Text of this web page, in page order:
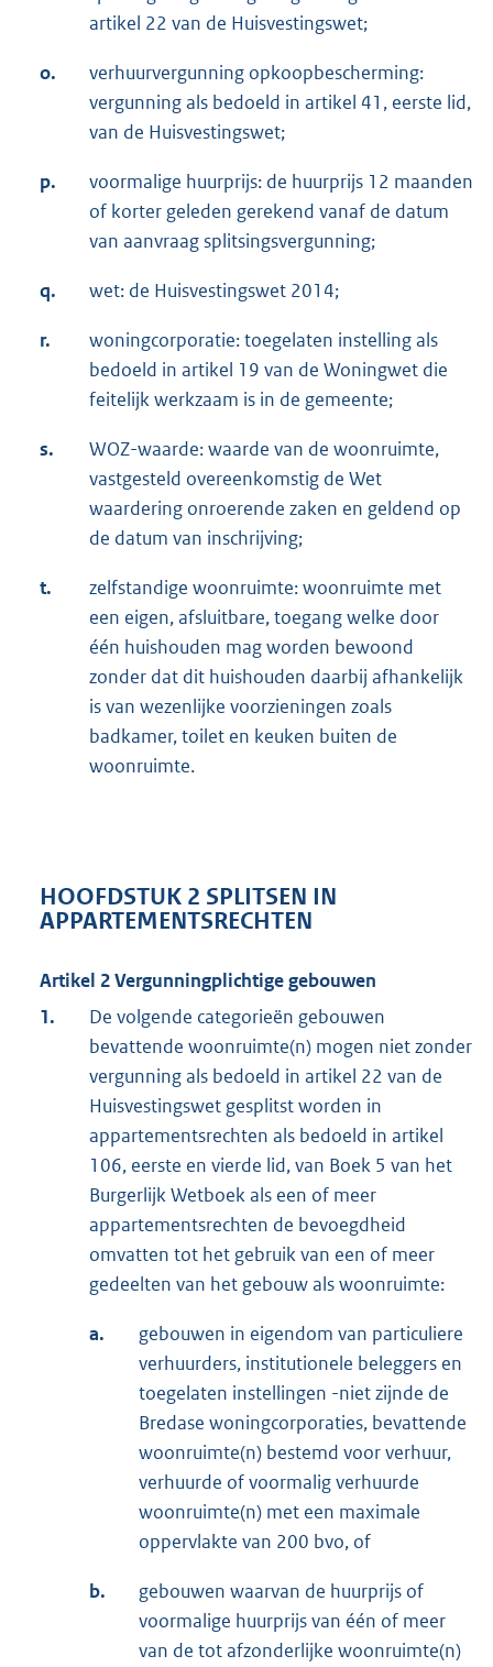
artikel 22 van de Huisvestingswet;
o.
verhuurvergunning opkoopbescherming:
vergunning als bedoeld in artikel 41, eerste lid,
van de Huisvestingswet;
p.
voormalige huurprijs: de huurprijs 12 maanden
of korter geleden gerekend vanaf de datum
van aanvraag splitsingsvergunning;
q. wet: de Huisvestingswet 2014;
r.
woningcorporatie: toegelaten instelling als
bedoeld in artikel 19 van de Woningwet die
feitelijk werkzaam is in de gemeente;
s.
WOZ-waarde: waarde van de woonruimte,
vastgesteld overeenkomstig de Wet
waardering onroerende zaken en geldend op
de datum van inschrijving;
t.
zelfstandige woonruimte: woonruimte met
een eigen, afsluitbare, toegang welke door
één huishouden mag worden bewoond
zonder dat dit huishouden daarbij afhankelijk
is van wezenlijke voorzieningen zoals
badkamer, toilet en keuken buiten de
woonruimte.
HOOFDSTUK 2 SPLITSEN IN
APPARTEMENTSRECHTEN
Artikel 2 Vergunningplichtige gebouwen
1.
De volgende categorieën gebouwen
bevattende woonruimte(n) mogen niet zonder
vergunning als bedoeld in artikel 22 van de
Huisvestingswet gesplitst worden in
appartementsrechten als bedoeld in artikel
106, eerste en vierde lid, van Boek 5 van het
Burgerlijk Wetboek als een of meer
appartementsrechten de bevoegdheid
omvatten tot het gebruik van een of meer
gedeelten van het gebouw als woonruimte:
a.
gebouwen in eigendom van particuliere
verhuurders, institutionele beleggers en
toegelaten instellingen -niet zijnde de
Bredase woningcorporaties, bevattende
woonruimte(n) bestemd voor verhuur,
verhuurde of voormalig verhuurde
woonruimte(n) met een maximale
oppervlakte van 200 bvo, of
b.
gebouwen waarvan de huurprijs of
voormalige huurprijs van één of meer
van de tot afzonderlijke woonruimte(n)